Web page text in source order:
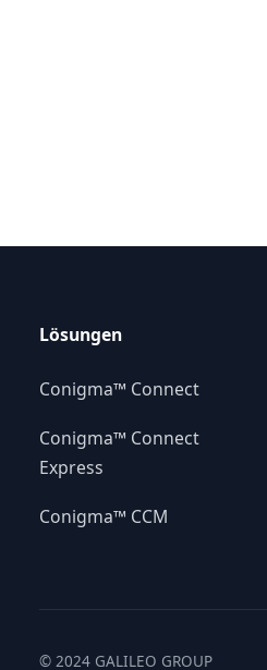
Lösungen
Conigma™ Connect
Conigma™ Connect
Express
Conigma™ CCM
© 2024 GALILEO GROUP